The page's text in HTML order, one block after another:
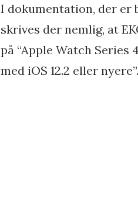
I dokumentation, der er
skrives der nemlig, at
på “Apple Watch Series
med iOS 12.2 eller nyere”.